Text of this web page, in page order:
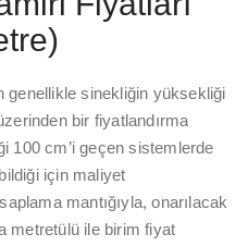
genellikle sinekliğin yüksekliği
bir fiyatlandırma
100 cm’i geçen sistemlerde
için maliyet
mantığıyla, onarılacak
metretülü ile birim fiyat